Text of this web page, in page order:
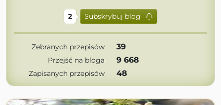
2 Subskrybuj blog
Zebranych przepisów 39
Przejść na bloga 9 668
Zapisanych przepisów 48